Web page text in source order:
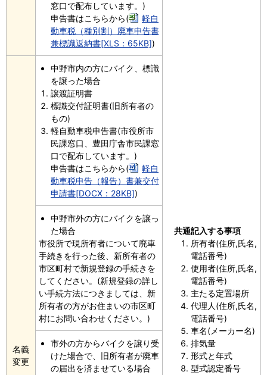
共通記入する事項
所有者(住所,氏名,
電話番号)
使用者(住所,氏名,
電話番号)
主たる定置場所
代理人(住所,氏名,
電話番号)
車名(メーカー名)
排気量
形式と年式
型式認定番号
窓口で配布しています。)
申告書はこちらから(
軽自
動車税（種別割）廃車申告書
兼標識返納書[XLS：65KB])
名義
変更
中野市内の方にバイク、標識
を譲った場合
譲渡証明書
標識交付証明書(旧所有者の
もの)
軽自動車税申告書(市役所市
民課窓口、豊田庁舎市民課窓
口で配布しています。)
申告書はこちらから(
軽自
動車税申告（報告）書兼交付
申請書[DOCX：28KB])
中野市外の方にバイクを譲っ
た場合
市役所で現所有者について廃車
手続きを行った後、新所有者の
市区町村で新規登録の手続きを
してください。(新規登録の詳し
い手続方法につきましては、新
所有者の方がお住まいの市区町
村にお問い合わせください。)
市外の方からバイクを譲り受
けた場合で、旧所有者が廃車
の届出を済ませている場合